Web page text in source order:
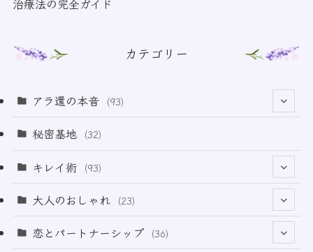
治療法の完全ガイド
カテゴリー
アラ還の本音 (93)
(69)
秘密基地 (32)
キレイ術 (93)
(32)
(49)
大人のおしゃれ (23)
(21)
恋とパートナーシップ (36)